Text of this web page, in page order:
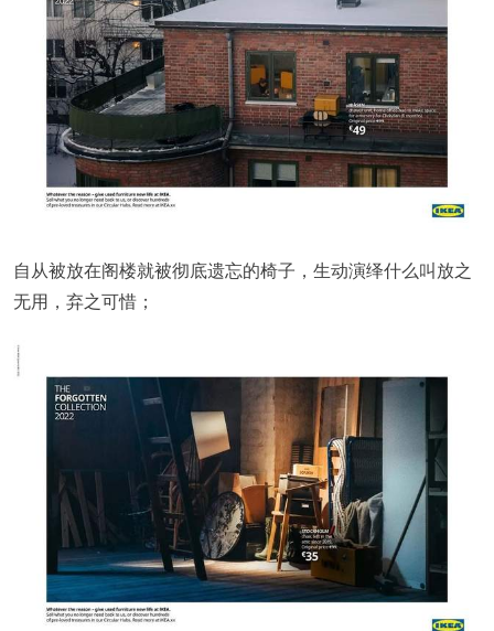
自从被放在阁楼就被彻底遗忘的椅子，生动演绎什么叫放之
无用，弃之可惜；